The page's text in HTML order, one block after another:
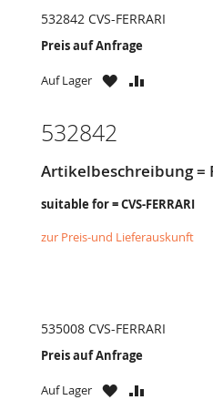
532842 CVS-FERRARI
Preis auf Anfrage
Auf Lager
ZU
ZU
532842
Artikelbeschreibung =
suitable for = CVS-FERRARI
zur Preis-und Lieferauskunft
535008 CVS-FERRARI
Preis auf Anfrage
Auf Lager
ZU
ZU